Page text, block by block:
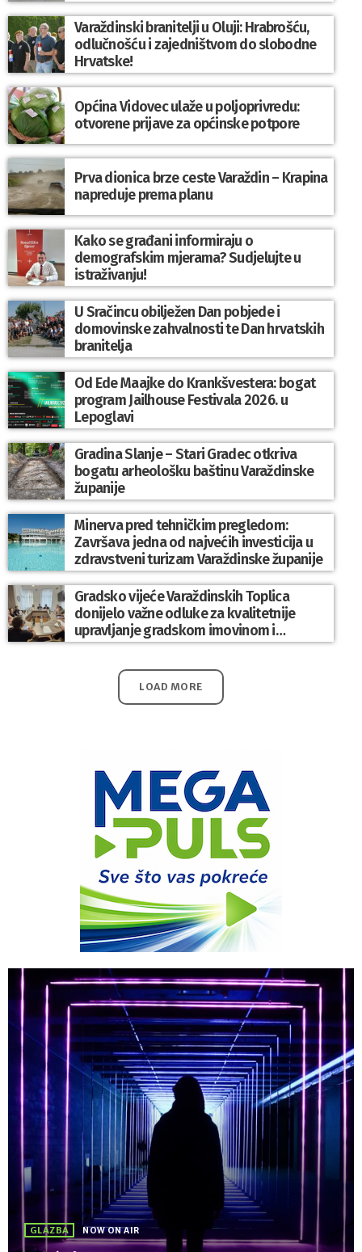
Varaždinski branitelji u Oluji: Hrabrošću,
odlučnošću i zajedništvom do slobodne
Hrvatske!
Općina Vidovec ulaže u poljoprivredu:
otvorene prijave za općinske potpore
Prva dionica brze ceste Varaždin – Krapina
napreduje prema planu
Kako se građani informiraju o
demografskim mjerama? Sudjelujte u
istraživanju!
U Sračincu obilježen Dan pobjede i
domovinske zahvalnosti te Dan hrvatskih
branitelja
Od Ede Maajke do Krankšvestera: bogat
program Jailhouse Festivala 2026. u
Lepoglavi
Gradina Slanje – Stari Gradec otkriva
bogatu arheološku baštinu Varaždinske
županije
Minerva pred tehničkim pregledom:
Završava jedna od najvećih investicija u
zdravstveni turizam Varaždinske županije
Gradsko vijeće Varaždinskih Toplica
donijelo važne odluke za kvalitetnije
upravljanje gradskom imovinom i
komunalnim sustavom
LOAD MORE
GLAZBA NOW ON AIR